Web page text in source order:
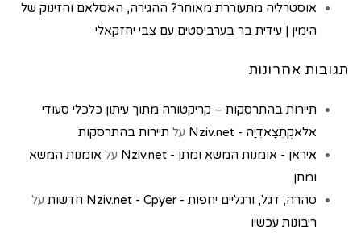
אוסטרליה מתעוררת מאוחר? ההגירה, האסלאם והזינוק של
הימין | עידית בר בערביסטים עם צבי יחזקאלי
תגובות אחרונות
תיירות בהתרסקות – קריקטורה מתוך עיתון כלכלי סעודי
אלאקְתִצַאדִיַה - Nziv.net
על תיירות בהתרסקות
איראן - אומנות המשא ומתן - Nziv.net
על אומנות המשא
ומתן
סהרה, דגל, ורגליים יחפות - Nziv.net - Cpyer חדשות
על
ריבונות עכשיו